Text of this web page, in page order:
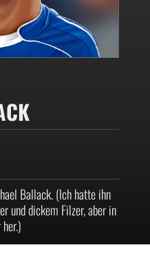
Ballack. (Ich hatte ihn
und dickem Filzer, aber in